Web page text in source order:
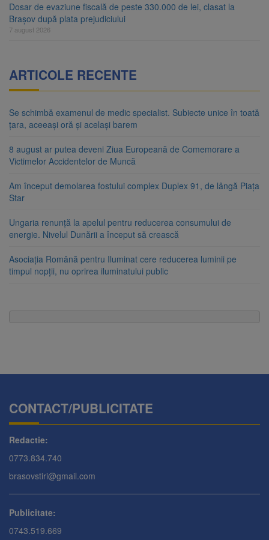
Dosar de evaziune fiscală de peste 330.000 de lei, clasat la
Brașov după plata prejudiciului
7 august 2026
ARTICOLE RECENTE
Se schimbă examenul de medic specialist. Subiecte unice în toată
țara, aceeași oră și același barem
8 august ar putea deveni Ziua Europeană de Comemorare a
Victimelor Accidentelor de Muncă
Am început demolarea fostului complex Duplex 91, de lângă Piața
Star
Ungaria renunță la apelul pentru reducerea consumului de
energie. Nivelul Dunării a început să crească
Asociația Română pentru Iluminat cere reducerea luminii pe
timpul nopții, nu oprirea iluminatului public
CONTACT/PUBLICITATE
Redactie:
0773.834.740
brasovstiri@gmail.com
Publicitate:
0743.519.669